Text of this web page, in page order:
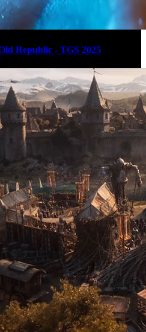
Republic - TGS 2025